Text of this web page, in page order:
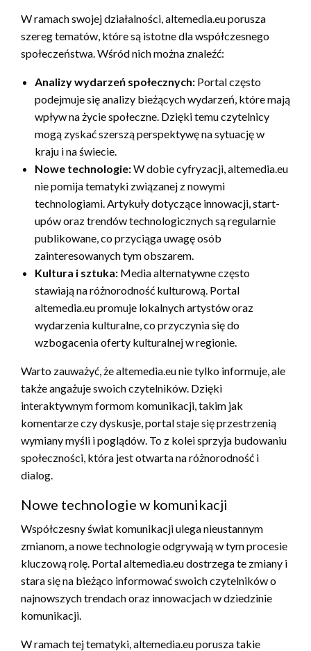
W ramach swojej działalności, altemedia.eu porusza
szereg tematów, które są istotne dla współczesnego
społeczeństwa. Wśród nich można znaleźć:
Analizy wydarzeń społecznych: Portal często
podejmuje się analizy bieżących wydarzeń, które mają
wpływ na życie społeczne. Dzięki temu czytelnicy
mogą zyskać szerszą perspektywę na sytuację w
kraju i na świecie.
Nowe technologie:W dobie cyfryzacji, altemedia.eu
nie pomija tematyki związanej z nowymi
technologiami. Artykuły dotyczące innowacji, start-
upów oraz trendów technologicznych są regularnie
publikowane, co przyciąga uwagę osób
zainteresowanych tym obszarem.
Kultura i sztuka: Media alternatywne często
stawiają na różnorodność kulturową. Portal
altemedia.eu promuje lokalnych artystów oraz
wydarzenia kulturalne, co przyczynia się do
wzbogacenia oferty kulturalnej w regionie.
Warto zauważyć, że altemedia.eu nie tylko informuje, ale
także angażuje swoich czytelników. Dzięki
interaktywnym formom komunikacji, takim jak
komentarze czy dyskusje, portal staje się przestrzenią
wymiany myśli i poglądów. To z kolei sprzyja budowaniu
społeczności, która jest otwarta na różnorodność i
dialog.
Nowe technologie w komunikacji
Współczesny świat komunikacji ulega nieustannym
zmianom, a nowe technologie odgrywają w tym procesie
kluczową rolę. Portal altemedia.eu dostrzega te zmiany i
stara się na bieżąco informować swoich czytelników o
najnowszych trendach oraz innowacjach w dziedzinie
komunikacji.
W ramach tej tematyki, altemedia.eu porusza takie